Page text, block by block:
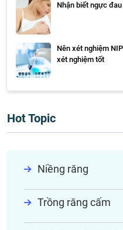
Nhận biết ngực
Nên xét nghiệm
xét nghiệm tốt
Hot Topic
Niềng răng
Trồng răng cấm